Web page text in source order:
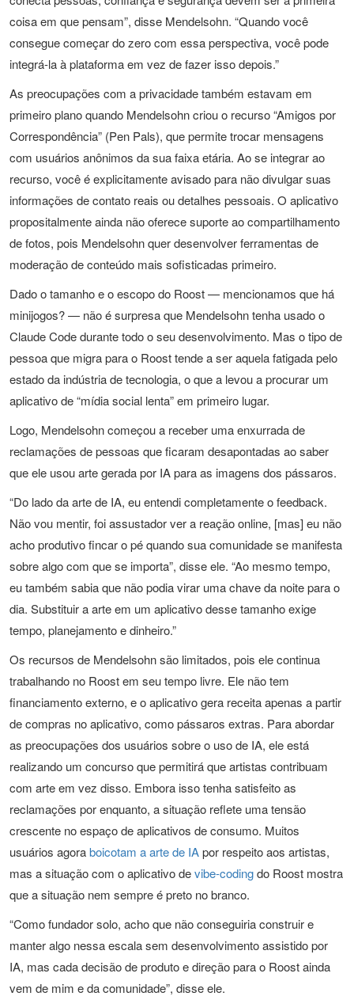
coisa em que pensam”, disse Mendelsohn. “Quando você
consegue começar do zero com essa perspectiva, você pode
integrá-la à plataforma em vez de fazer isso depois.”
As preocupações com a privacidade também estavam em
primeiro plano quando Mendelsohn criou o recurso “Amigos por
Correspondência” (Pen Pals), que permite trocar mensagens
com usuários anônimos da sua faixa etária. Ao se integrar ao
recurso, você é explicitamente avisado para não divulgar suas
informações de contato reais ou detalhes pessoais. O aplicativo
propositalmente ainda não oferece suporte ao compartilhamento
de fotos, pois Mendelsohn quer desenvolver ferramentas de
moderação de conteúdo mais sofisticadas primeiro.
Dado o tamanho e o escopo do Roost — mencionamos que há
minijogos? — não é surpresa que Mendelsohn tenha usado o
Claude Code durante todo o seu desenvolvimento. Mas o tipo de
pessoa que migra para o Roost tende a ser aquela fatigada pelo
estado da indústria de tecnologia, o que a levou a procurar um
aplicativo de “mídia social lenta” em primeiro lugar.
Logo, Mendelsohn começou a receber uma enxurrada de
reclamações de pessoas que ficaram desapontadas ao saber
que ele usou arte gerada por IA para as imagens dos pássaros.
“Do lado da arte de IA, eu entendi completamente o feedback.
Não vou mentir, foi assustador ver a reação online, [mas] eu não
acho produtivo fincar o pé quando sua comunidade se manifesta
sobre algo com que se importa”, disse ele. “Ao mesmo tempo,
eu também sabia que não podia virar uma chave da noite para o
dia. Substituir a arte em um aplicativo desse tamanho exige
tempo, planejamento e dinheiro.”
Os recursos de Mendelsohn são limitados, pois ele continua
trabalhando no Roost em seu tempo livre. Ele não tem
financiamento externo, e o aplicativo gera receita apenas a partir
de compras no aplicativo, como pássaros extras. Para abordar
as preocupações dos usuários sobre o uso de IA, ele está
realizando um concurso que permitirá que artistas contribuam
com arte em vez disso. Embora isso tenha satisfeito as
reclamações por enquanto, a situação reflete uma tensão
crescente no espaço de aplicativos de consumo. Muitos
usuários agoraboicotam a arte de IApor respeito aos artistas,
mas a situação com o aplicativo devibe-codingdo Roost mostra
que a situação nem sempre é preto no branco.
“Como fundador solo, acho que não conseguiria construir e
manter algo nessa escala sem desenvolvimento assistido por
IA, mas cada decisão de produto e direção para o Roost ainda
vem de mim e da comunidade”, disse ele.